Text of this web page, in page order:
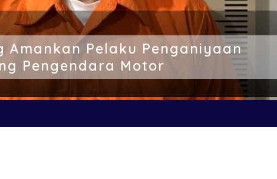
Amankan Pelaku Penganiyaan
Pengendara Motor